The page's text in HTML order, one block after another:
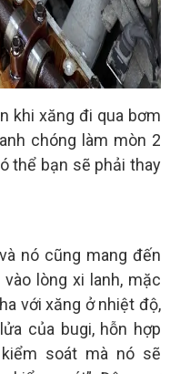
khi xăng đi qua bơm
chóng làm mòn 2
thể bạn sẽ phải thay
nó cũng mang đến
lòng xi lanh, mặc
với xăng ở nhiệt độ,
của bugi, hỗn hợp
soát mà nó sẽ